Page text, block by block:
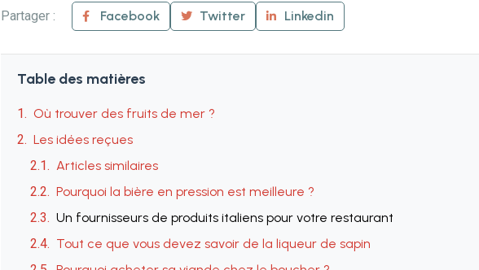
Partager :
Facebook Twitter Linkedin
Table des matières
Où trouver des fruits de mer ?
Les idées reçues
Articles similaires
Pourquoi la bière en pression est meilleure ?
Un fournisseurs de produits italiens pour votre restaurant
Tout ce que vous devez savoir de la liqueur de sapin